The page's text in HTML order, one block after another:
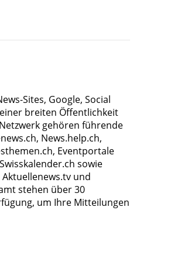
Sites, Google, Social
breiten Öffentlichkeit
gehören führende
News.help.ch,
Eventportale
sowie
und
stehen über 30
um Ihre Mitteilungen